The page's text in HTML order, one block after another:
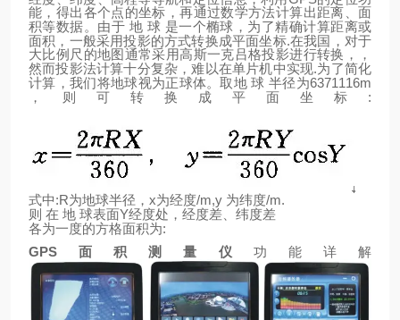
能，得出各个点的坐标，再通过数学方法计算出距离、面
积等数据。由于 地 球 是一个椭球，为了精确计算距离或
面积，一般采用投影的方式转换成平面坐标.在我国，对于
大比例尺的地图通常采用高斯一克吕格投影进行转换，，
然而投影法计算十分复杂，难以在单片机中实现.为了简化
计算，我们将地球视为正球体。取地 球 半径为6371116m
，则可转换成平面坐标 :
式中:R为地球半径， x为经度/m,y 为纬度/m.
则 在 地 球表面Y经度处，经度差、纬度差
各为一度的方格面积为:
GPS 面积测量仪 功能详解